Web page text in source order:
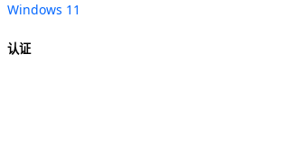
Windows 11
认证